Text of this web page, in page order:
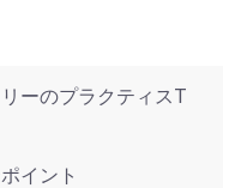
ーのプラクティスT
イント